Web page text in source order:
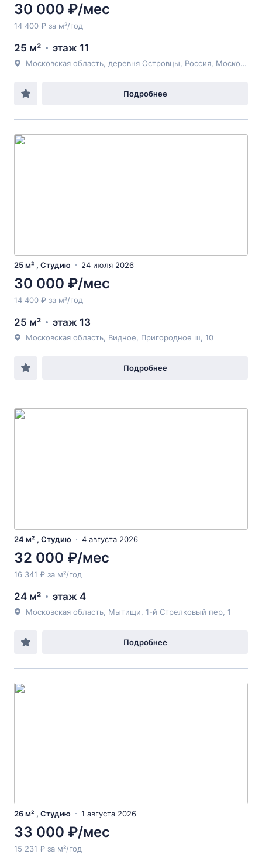
30 000 ₽/мес
14 400 ₽ за м²/год
25 м² этаж 11
Московская область, деревня Островцы, Россия, Московская область, городской округ Люберцы, деревня Островцы, улица Лётчика Волчкова, 3
Подробнее
25 м² , Студию 24 июля 2026
30 000 ₽/мес
14 400 ₽ за м²/год
25 м² этаж 13
Московская область, Видное, Пригородное ш, 10
Подробнее
24 м² , Студию 4 августа 2026
32 000 ₽/мес
16 341 ₽ за м²/год
24 м² этаж 4
Московская область, Мытищи, 1-й Стрелковый пер, 1
Подробнее
26 м² , Студию 1 августа 2026
33 000 ₽/мес
15 231 ₽ за м²/год